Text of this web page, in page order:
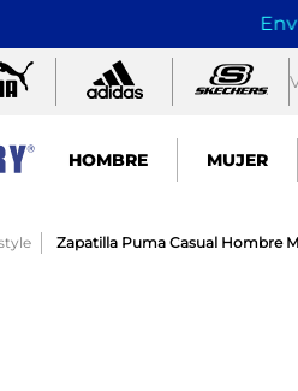
HOMBRE MUJER
Zapatilla Puma Casual Hombre